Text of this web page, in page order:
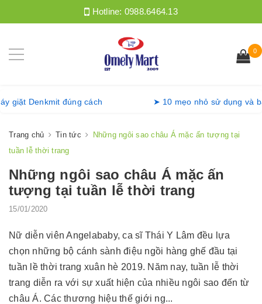
Hotline: 0988.6464.13
0
giặt Denkmit đúng cách ➤ 10 mẹo nhỏ sử dụng
Trang chủ Tin tức
Những ngôi sao châu Á mặc ấn tượng tại
tuần lễ thời trang
Những ngôi sao châu Á mặc ấn
tượng tại tuần lễ thời trang
15/01/2020
Nữ diễn viên Angelababy, ca sĩ Thái Y Lâm đều lựa
chọn những bộ cánh sành điệu ngồi hàng ghế đầu tại
tuần lề thời trang xuân hè 2019. Năm nay, tuần lễ thời
trang diễn ra với sự xuất hiện của nhiều ngôi sao đến từ
châu Á. Các thương hiệu thế giới ng...